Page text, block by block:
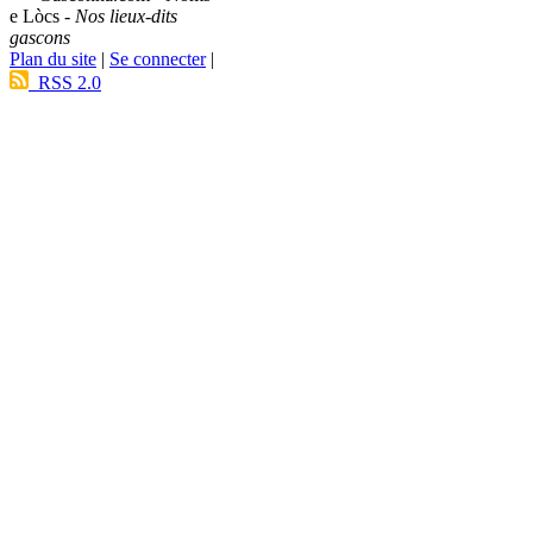
e Lòcs - Nos lieux-dits
gascons
Plan du site | Se connecter|
RSS 2.0